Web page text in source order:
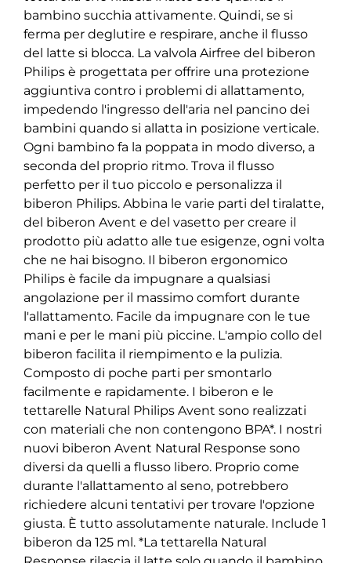
bambino succhia attivamente. Quindi, se si
ferma per deglutire e respirare, anche il flusso
del latte si blocca. La valvola Airfree del biberon
Philips è progettata per offrire una protezione
aggiuntiva contro i problemi di allattamento,
impedendo l'ingresso dell'aria nel pancino dei
bambini quando si allatta in posizione verticale.
Ogni bambino fa la poppata in modo diverso, a
seconda del proprio ritmo. Trova il flusso
perfetto per il tuo piccolo e personalizza il
biberon Philips. Abbina le varie parti del tiralatte,
del biberon Avent e del vasetto per creare il
prodotto più adatto alle tue esigenze, ogni volta
che ne hai bisogno. Il biberon ergonomico
Philips è facile da impugnare a qualsiasi
angolazione per il massimo comfort durante
l'allattamento. Facile da impugnare con le tue
mani e per le mani più piccine. L'ampio collo del
biberon facilita il riempimento e la pulizia.
Composto di poche parti per smontarlo
facilmente e rapidamente. I biberon e le
tettarelle Natural Philips Avent sono realizzati
con materiali che non contengono BPA*. I nostri
nuovi biberon Avent Natural Response sono
diversi da quelli a flusso libero. Proprio come
durante l'allattamento al seno, potrebbero
richiedere alcuni tentativi per trovare l'opzione
giusta. È tutto assolutamente naturale. Include 1
biberon da 125 ml. *La tettarella Natural